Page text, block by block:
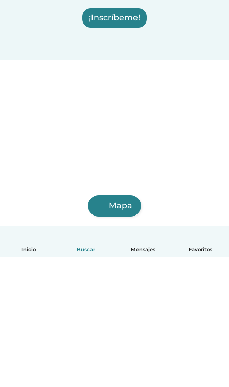
Inicio Buscar Mensajes Favoritos
¡Inscríbeme!
Mapa